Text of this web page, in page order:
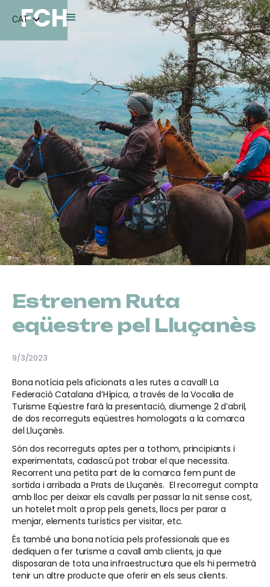
FCH
CAT
Estrenem Ruta
eqüestre pel Lluçanès
9/3/2023
Bona notícia pels aficionats a les rutes a cavall! La
Federació Catalana d’Hípica, a través de la Vocalia de
Turisme Eqüestre farà la presentació, diumenge 2 d’abril,
de dos recorreguts eqüestres homologats a la comarca
del Lluçanès.
Són dos recorreguts aptes per a tothom, principiants i
experimentats, cadascú pot trobar el que necessita.
Recorrent una petita part de la comarca fem punt de
sortida i arribada a Prats de Lluçanès. El recorregut compta
amb lloc per deixar els cavalls per passar la nit sense cost,
un hotelet molt a prop pels genets, llocs per parar a
menjar, elements turístics per visitar, etc.
És també una bona notícia pels professionals que es
dediquen a fer turisme a cavall amb clients, ja que
disposaran de tota una infraestructura que els hi permetrà
tenir un altre producte que oferir en els seus clients.